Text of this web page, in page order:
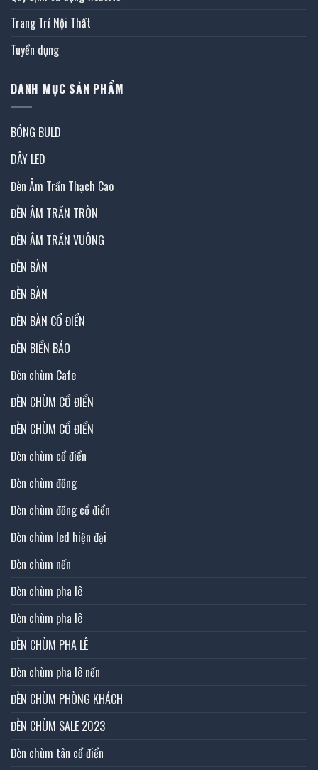
Trang Trí Nội Thất
Tuyển dụng
DANH MỤC SẢN PHẨM
BÓNG BULD
DÂY LED
Đèn Âm Trần Thạch Cao
ĐÈN ÂM TRẦN TRÒN
ĐÈN ÂM TRẦN VUÔNG
ĐÈN BÀN
ĐÈN BÀN
ĐÈN BÀN CỔ ĐIỂN
ĐÈN BIỂN BÁO
Đèn chùm Cafe
ĐÈN CHÙM CỔ ĐIỂN
ĐÈN CHÙM CỔ ĐIỂN
Đèn chùm cổ điển
Đèn chùm đồng
Đèn chùm đồng cổ điển
Đèn chùm led hiện đại
Đèn chùm nến
Đèn chùm pha lê
Đèn chùm pha lê
ĐÈN CHÙM PHA LÊ
Đèn chùm pha lê nến
ĐÈN CHÙM PHÒNG KHÁCH
ĐÈN CHÙM SALE 2023
Đèn chùm tân cổ điển